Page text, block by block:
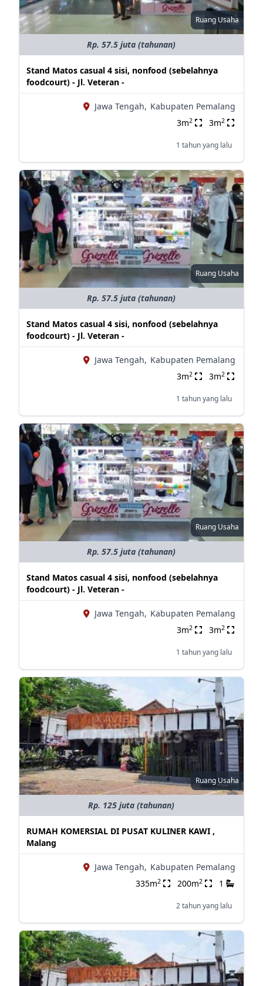
Ruang Usaha
Rp. 57.5 juta (tahunan)
Stand Matos casual 4 sisi, nonfood (sebelahnya
foodcourt) - Jl. Veteran -
Jawa Tengah, Kabupaten Pemalang
3m2 3m2
1 tahun yang lalu
Ruang Usaha
Rp. 57.5 juta (tahunan)
Stand Matos casual 4 sisi, nonfood (sebelahnya
foodcourt) - Jl. Veteran -
Jawa Tengah, Kabupaten Pemalang
3m2 3m2
1 tahun yang lalu
Ruang Usaha
Rp. 57.5 juta (tahunan)
Stand Matos casual 4 sisi, nonfood (sebelahnya
foodcourt) - Jl. Veteran -
Jawa Tengah, Kabupaten Pemalang
3m2 3m2
1 tahun yang lalu
Ruang Usaha
Rp. 125 juta (tahunan)
RUMAH KOMERSIAL DI PUSAT KULINER KAWI ,
Malang
Jawa Tengah, Kabupaten Pemalang
335m2 200m2 1
2 tahun yang lalu